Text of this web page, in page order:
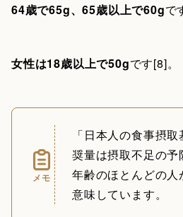
64歳で65g、65歳以上で60gで
女性は18歳以上で50gです[8]。
メモ
「日本人の食事摂
奨量は摂取不足の
年齢のほとんどの
意味しています。